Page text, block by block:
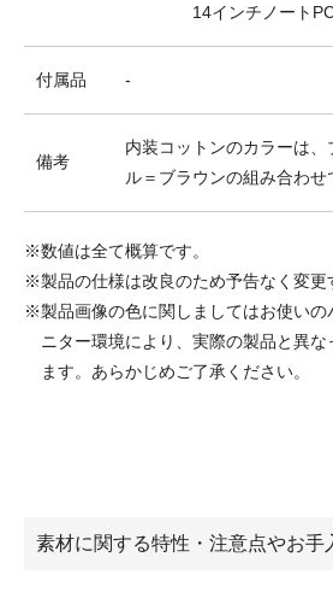
14インチノートPC
付属品 -
備考
内装コットンのカラーは
ル＝ブラウンの組み合わせ
※数値は全て概算です。
※製品の仕様は改良のため予告なく変更
※製品画像の色に関しましてはお使いの
ニター環境により、実際の製品と異
ます。あらかじめご了承ください。
素材に関する特性・注意点やお手